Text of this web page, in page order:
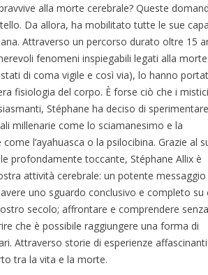
alla morte cerebrale? Queste
Da allora, ha mobilitato tutte le sue
Attraverso un percorso durato oltre 15
fenomeni inspiegabili legati alla
di coma vigile e così via), lo hanno
fisiologia del corpo. È forse ciò che i
Stéphane ha deciso di
millenarie come lo sciamanesimo e la
l’ayahuasca o la psilocibina. Grazie al
profondamente toccante, Stéphane Allix è
attività cerebrale: un potente messaggio
uno sguardo conclusivo e completo su
secolo; affrontare e comprendere senza
che è possibile raggiungere una forma di
Attraverso storie di esperienze
tra la vita e la morte.